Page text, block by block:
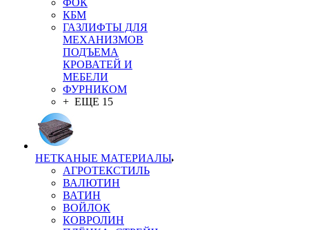
ФОК
КБМ
ГАЗЛИФТЫ ДЛЯ
МЕХАНИЗМОВ
ПОДЪЕМА
КРОВАТЕЙ И
МЕБЕЛИ
ФУРНИКОМ
+ ЕЩЕ 15
НЕТКАНЫЕ МАТЕРИАЛЫ
АГРОТЕКСТИЛЬ
ВАЛЮТИН
ВАТИН
ВОЙЛОК
КОВРОЛИН